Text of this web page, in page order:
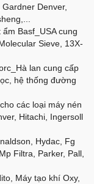
Denver,
Basf_USA cung
Sieve, 13X-
lan cung cấp
hệ thống đường
các loại máy nén
Hitachi, Ingersoll
Hydac, Fg
Filtra, Parker, Pall,
Máy tạo khí Oxy,